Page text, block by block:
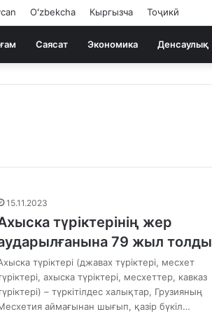
Oʻzbekcha Кыргызча Тоҷикӣ
Саясат Экономика Денсаулық
15.11.2023
түріктерінің жер
79 жыл толды
түріктері (джавах түріктері, месхет
ахыска түріктері, месхеттер, кавказ
– түркітілдес халықтар, Грузияның
аймағынан шығып, қазір бүкіл…